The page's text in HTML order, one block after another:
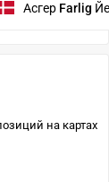
Асгер Farlig
на картах